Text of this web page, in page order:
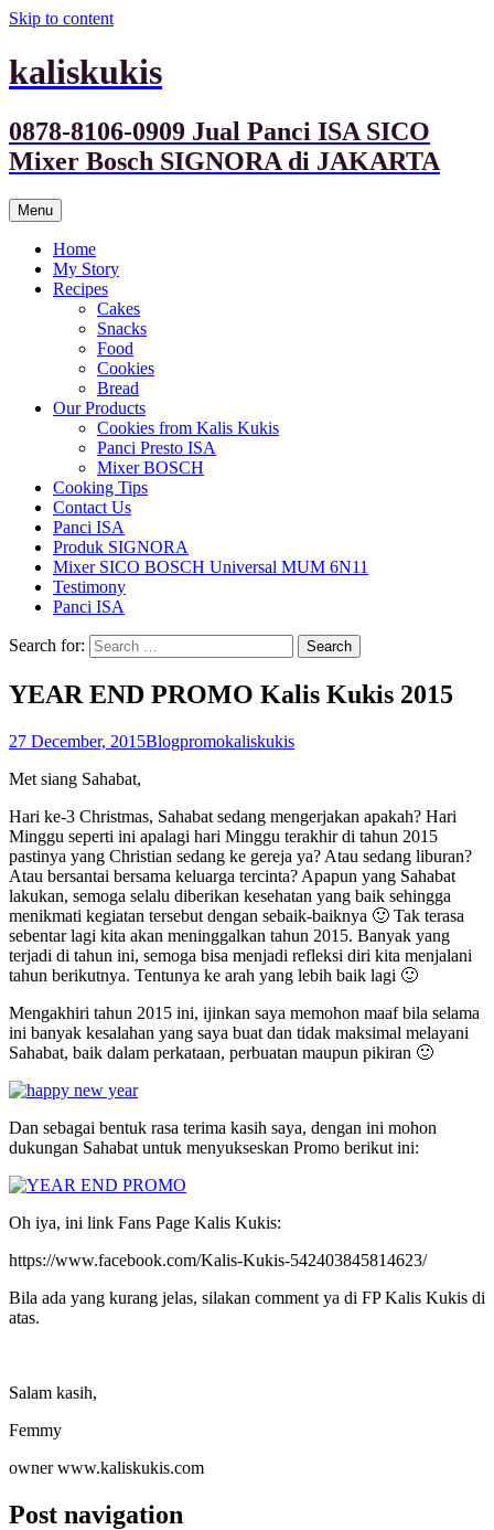
Skip to content
kaliskukis
0878-8106-0909 Jual Panci ISA SICO
Mixer Bosch SIGNORA di JAKARTA
Menu
Home
My Story
Recipes
Cakes
Snacks
Food
Cookies
Bread
Our Products
Cookies from Kalis Kukis
Panci Presto ISA
Mixer BOSCH
Cooking Tips
Contact Us
Panci ISA
Produk SIGNORA
Mixer SICO BOSCH Universal MUM 6N11
Testimony
Panci ISA
Search for:
YEAR END PROMO Kalis Kukis 2015
27 December, 2015Blogpromokaliskukis
Met siang Sahabat,
Hari ke-3 Christmas, Sahabat sedang mengerjakan apakah? Hari
Minggu seperti ini apalagi hari Minggu terakhir di tahun 2015
pastinya yang Christian sedang ke gereja ya? Atau sedang liburan?
Atau bersantai bersama keluarga tercinta? Apapun yang Sahabat
lakukan, semoga selalu diberikan kesehatan yang baik sehingga
menikmati kegiatan tersebut dengan sebaik-baiknya 🙂 Tak terasa
sebentar lagi kita akan meninggalkan tahun 2015. Banyak yang
terjadi di tahun ini, semoga bisa menjadi refleksi diri kita menjalani
tahun berikutnya. Tentunya ke arah yang lebih baik lagi 🙂
Mengakhiri tahun 2015 ini, ijinkan saya memohon maaf bila selama
ini banyak kesalahan yang saya buat dan tidak maksimal melayani
Sahabat, baik dalam perkataan, perbuatan maupun pikiran 🙂
Dan sebagai bentuk rasa terima kasih saya, dengan ini mohon
dukungan Sahabat untuk menyukseskan Promo berikut ini:
Oh iya, ini link Fans Page Kalis Kukis:
https://www.facebook.com/Kalis-Kukis-542403845814623/
Bila ada yang kurang jelas, silakan comment ya di FP Kalis Kukis di
atas.
Salam kasih,
Femmy
owner www.kaliskukis.com
Post navigation